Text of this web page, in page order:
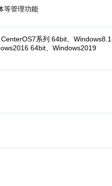
等管理功能
系列 64bit、Windows8.1
64bit、Windows2019